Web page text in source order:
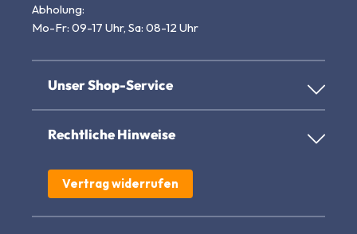
Abholung:
Mo-Fr: 09-17 Uhr, Sa: 08-12 Uhr
Unser Shop-Service
Rechtliche Hinweise
Vertrag widerrufen